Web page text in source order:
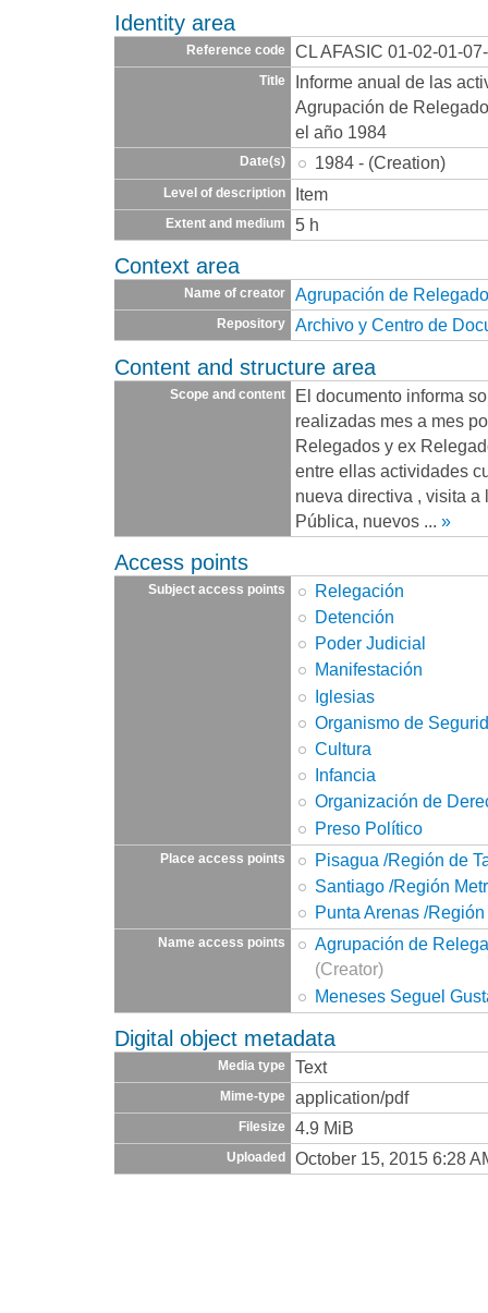
Identity area
Reference code CL AFASIC 01-02-01-
Title
Informe anual de las
Agrupación de
el año 1984
Date(s) 1984 - (Creation)
Level of description Item
Extent and medium 5 h
Context area
Name of creator Agrupación de
Repository Archivo y Centro de
Content and structure area
Scope and content
El documento informa
realizadas mes a mes
Relegados y ex
entre ellas actividades
nueva directiva , visita
Pública, nuevos
»
Access points
Subject access points
Relegación
Detención
Poder Judicial
Manifestación
Iglesias
Organismo de
Cultura
Infancia
Organización de
Preso Político
Place access points
Pisagua /Región de
Santiago /Región
Punta Arenas /
Name access points
Agrupación de
(Creator)
Meneses Seguel
Digital object metadata
Media type Text
Mime-type application/pdf
Filesize 4.9 MiB
Uploaded October 15, 2015 6:28